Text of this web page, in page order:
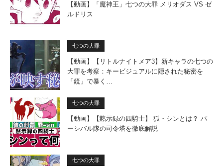
【動画】「魔神王」七つの大罪 メリオダス VS ゼ
ルドリス
七つの大罪
【動画】【リトルナイトメア3】新キャラの七つの
大罪を考察：キービジュアルに隠された秘密を
「鏡」で暴く…
七つの大罪
【動画】【黙示録の四騎士】 狐・シンとは？ パ
ーシバル隊の司令塔を徹底解説
七つの大罪